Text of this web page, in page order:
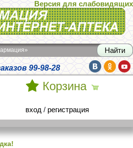
Версия для слабовидящих
99-98-28
Корзина
вход / регистрация